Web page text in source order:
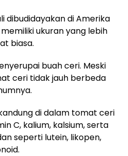
dibudidayakan di Amerika
ukuran yang lebih
biasa.
buah ceri. Meski
ceri tidak jauh berbeda
di dalam tomat ceri
C, kalium, kalsium, serta
seperti lutein, likopen,